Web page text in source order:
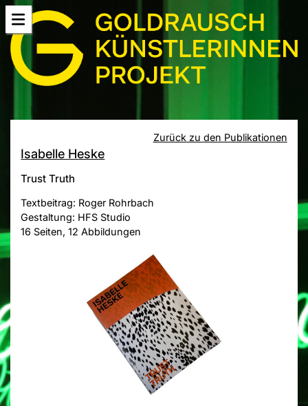
Zurück zu den Publikationen
Isabelle Heske
Trust Truth
Textbeitrag: Roger Rohrbach
Gestaltung: HFS Studio
16 Seiten, 12 Abbildungen